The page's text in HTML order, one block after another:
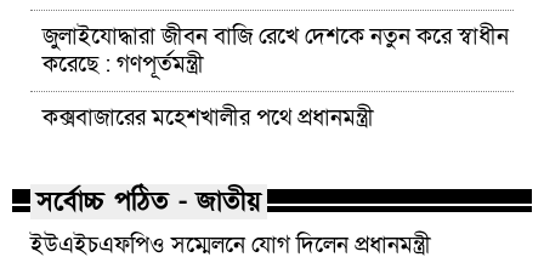
জুলাইযোদ্ধারা জীবন বাজি রেখে দেশকে নতুন করে স্বাধীন
করেছে : গণপূর্তমন্ত্রী
কক্সবাজারের মহেশখালীর পথে প্রধানমন্ত্রী
সর্বোচ্চ পঠিত - জাতীয়
ইউএইচএফপিও সম্মেলনে যোগ দিলেন প্রধানমন্ত্রী